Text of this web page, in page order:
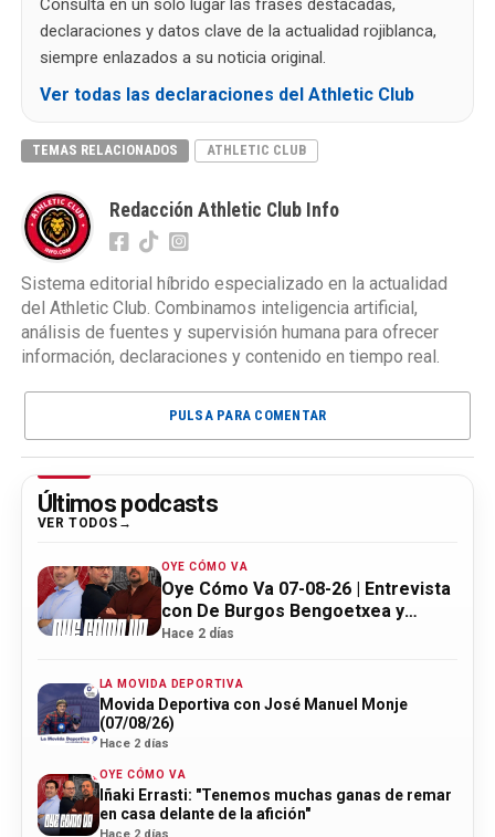
Consulta en un solo lugar las frases destacadas,
declaraciones y datos clave de la actualidad rojiblanca,
siempre enlazados a su noticia original.
Ver todas las declaraciones del Athletic Club
TEMAS RELACIONADOS ATHLETIC CLUB
Redacción Athletic Club Info
Sistema editorial híbrido especializado en la actualidad
del Athletic Club. Combinamos inteligencia artificial,
análisis de fuentes y supervisión humana para ofrecer
información, declaraciones y contenido en tiempo real.
PULSA PARA COMENTAR
Últimos podcasts
VER TODOS
OYE CÓMO VA
Oye Cómo Va 07-08-26 | Entrevista
con De Burgos Bengoetxea y
actualidad Athletic
Hace 2 días
LA MOVIDA DEPORTIVA
Movida Deportiva con José Manuel Monje
(07/08/26)
Hace 2 días
OYE CÓMO VA
Iñaki Errasti: "Tenemos muchas ganas de remar
en casa delante de la afición"
Hace 2 días